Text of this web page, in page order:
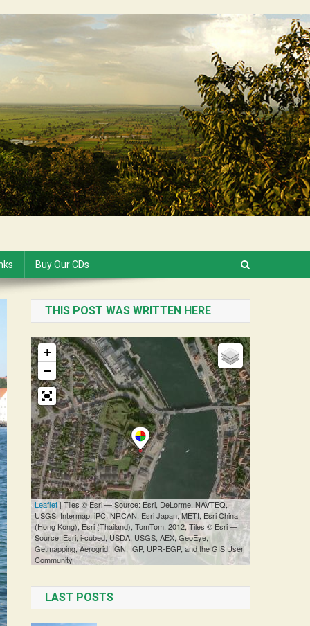
Buy Our CDs
THIS POST WAS WRITTEN HERE
LAST POSTS